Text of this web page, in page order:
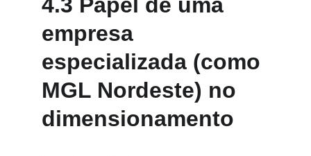
empresa
especializada (como
MGL Nordeste) no
dimensionamento